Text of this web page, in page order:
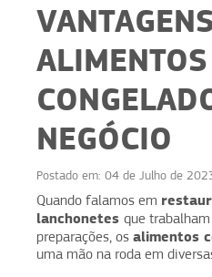
ALIMENTOS
NEGÓCIO
Postado em: 04 de Julho de
Quando falamos em
lanchonetes que
preparações, os alimentos
uma mão na roda em